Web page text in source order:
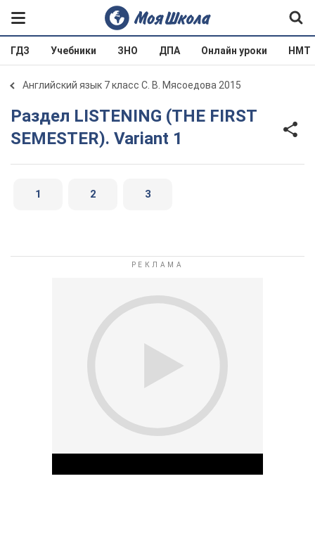
ГДЗ Учебники ЗНО ДПА Онлайн уроки НМТ
Английский язык 7 класс С. В. Мясоедова 2015
Раздел LISTENING (THE FIRST
SEMESTER). Variant 1
1 2 3